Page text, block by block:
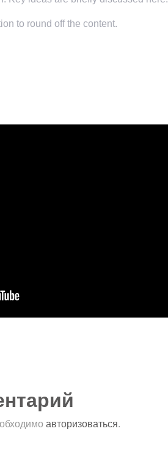
to round off the content.
авторизоваться.